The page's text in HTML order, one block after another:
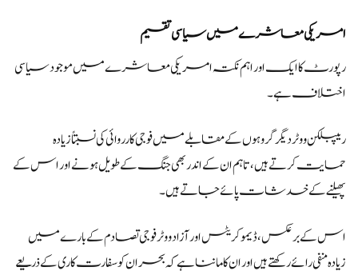
امریکی معاشرے میں سیاسی تقسیم
رپورٹ کا ایک اور اہم نکتہ امریکی معاشرے میں موجود سیاسی
اختلاف ہے۔
ریپبلکن ووٹر دیگر گروہوں کے مقابلے میں فوجی کارروائی کی نسبتاً زیادہ
حمایت کرتے ہیں، تاہم ان کے اندر بھی جنگ کے طویل ہونے اور اس کے
پھیلنے کے خدشات پائے جاتے ہیں۔
اس کے برعکس، ڈیموکریٹس اور آزاد ووٹر فوجی تصادم کے بارے میں
زیادہ منفی رائے رکھتے ہیں اور ان کا ماننا ہے کہ بحران کو سفارت کاری کے ذریعے